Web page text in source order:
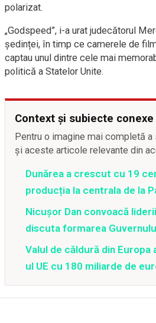
polarizat.
„Godspeed”, i-a urat judecătorul
ședinței, în timp ce camerele de
captau unul dintre cele mai
politică a Statelor Unite.
Context și subiecte conexe
Pentru o imagine mai completă
și aceste articole relevante din
Dunărea a crescut cu 19
producția la centrala de la
Nicușor Dan convoacă
discuta formarea
Valul de căldură din Europa
ul UE cu 180 miliarde de